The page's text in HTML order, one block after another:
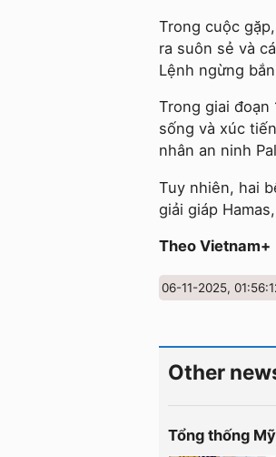
Trong cuộc
ra suôn sẻ và
Lệnh ngừng
Trong giai đoạn
sống và xúc
nhân an ninh
Tuy nhiên, hai
giải giáp
Theo Vietnam+
06-11-2025,
Other
Tổng thống